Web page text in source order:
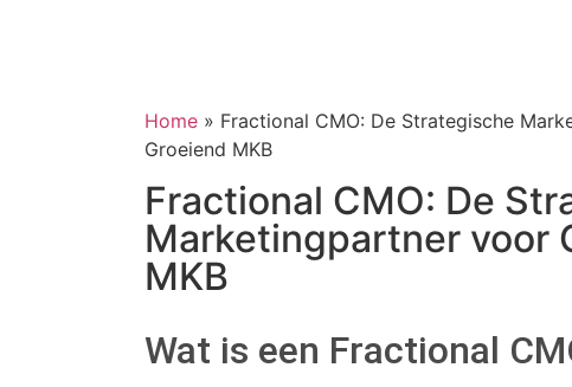
Home » Fractional CMO: De Strategische
Groeiend MKB
Fractional CMO: De
Marketingpartner voor
MKB
Wat is een Fractional